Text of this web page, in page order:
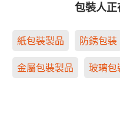
包裝人
紙包裝製品 防銹包裝
金屬包裝製品 玻璃包